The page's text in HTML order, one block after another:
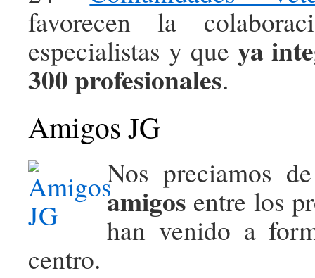
favorecen la
especialistas y que ya
300 profesionales.
Amigos JG
Nos preciamos
amigos entre los
han venido a
centro.